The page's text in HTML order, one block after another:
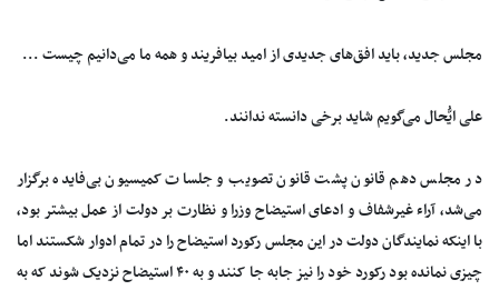
مجلس جدید، باید افق‌های جدیدی از امید بیافریند و همه ما می‌دانیم چیست ...
علی ایُّحال می‌گویم شاید برخی دانسته ندانند.
در مجلس دهم قانون پشت قانون تصویب و جلسات کمیسیون بی‌فایده برگزار
می‌شد، آراء غیرشفاف و ادعای استیضاح وزرا و نظارت بر دولت از عمل بیشتر بود،
با اینکه نمایندگان دولت در این مجلس رکورد استیضاح را در تمام ادوار شکستند اما
چیزی نمانده بود رکورد خود را نیز جابه جا کنند و به ۴۰ استیضاح نزدیک شوند که به